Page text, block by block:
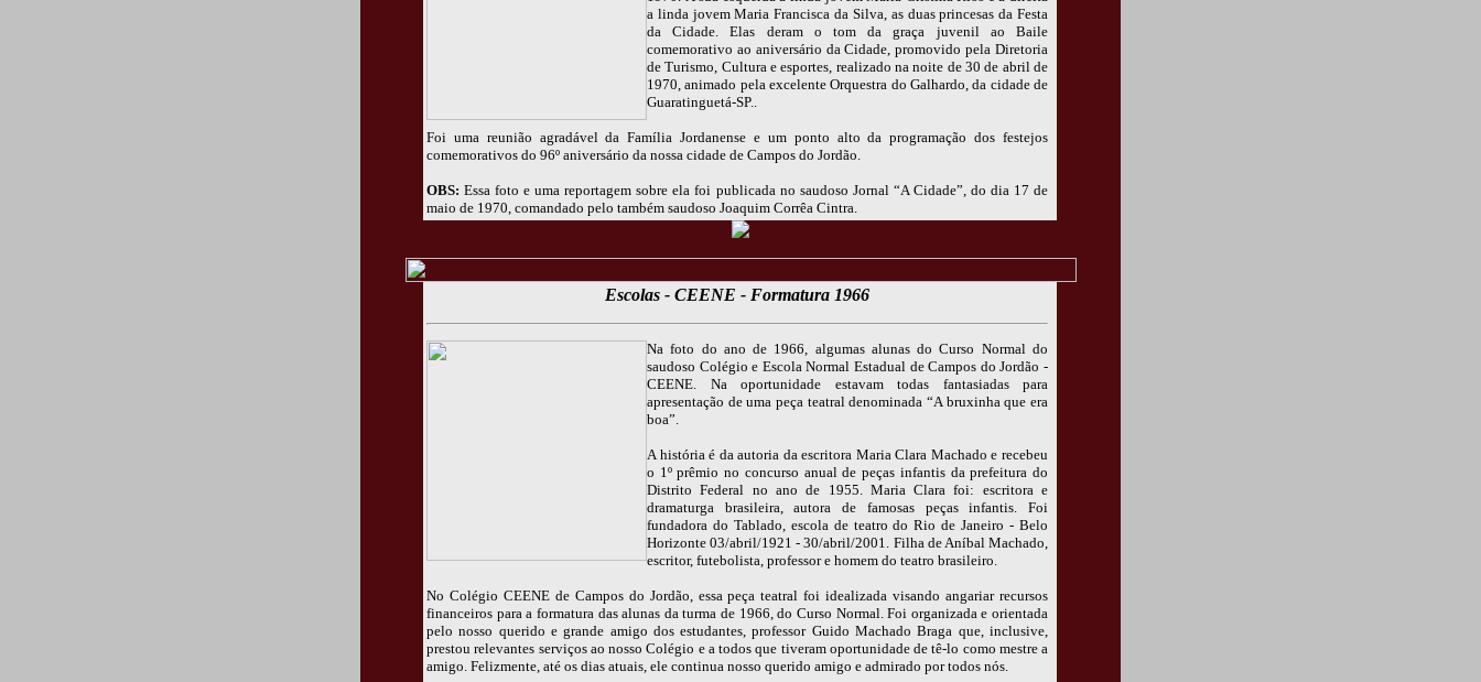
a linda jovem Maria Francisca da Silva, as duas princesas da Festa
da Cidade. Elas deram o tom da graça juvenil ao Baile
comemorativo ao aniversário da Cidade, promovido pela Diretoria
de Turismo, Cultura e esportes, realizado na noite de 30 de abril de
1970, animado pela excelente Orquestra do Galhardo, da cidade de
Guaratinguetá-SP..
Foi uma reunião agradável da Família Jordanense e um ponto alto da programação dos festejos
comemorativos do 96º aniversário da nossa cidade de Campos do Jordão.
OBS: Essa foto e uma reportagem sobre ela foi publicada no saudoso Jornal “A Cidade”, do dia 17 de
maio de 1970, comandado pelo também saudoso Joaquim Corrêa Cintra.
Escolas - CEENE - Formatura 1966
Na foto do ano de 1966, algumas alunas do Curso Normal do
saudoso Colégio e Escola Normal Estadual de Campos do Jordão -
CEENE. Na oportunidade estavam todas fantasiadas para
apresentação de uma peça teatral denominada “A bruxinha que era
boa”.
A história é da autoria da escritora Maria Clara Machado e recebeu
o 1º prêmio no concurso anual de peças infantis da prefeitura do
Distrito Federal no ano de 1955. Maria Clara foi: escritora e
dramaturga brasileira, autora de famosas peças infantis. Foi
fundadora do Tablado, escola de teatro do Rio de Janeiro - Belo
Horizonte 03/abril/1921 - 30/abril/2001. Filha de Aníbal Machado,
escritor, futebolista, professor e homem do teatro brasileiro.
No Colégio CEENE de Campos do Jordão, essa peça teatral foi idealizada visando angariar recursos
financeiros para a formatura das alunas da turma de 1966, do Curso Normal. Foi organizada e orientada
pelo nosso querido e grande amigo dos estudantes, professor Guido Machado Braga que, inclusive,
prestou relevantes serviços ao nosso Colégio e a todos que tiveram oportunidade de tê-lo como mestre a
amigo. Felizmente, até os dias atuais, ele continua nosso querido amigo e admirado por todos nós.